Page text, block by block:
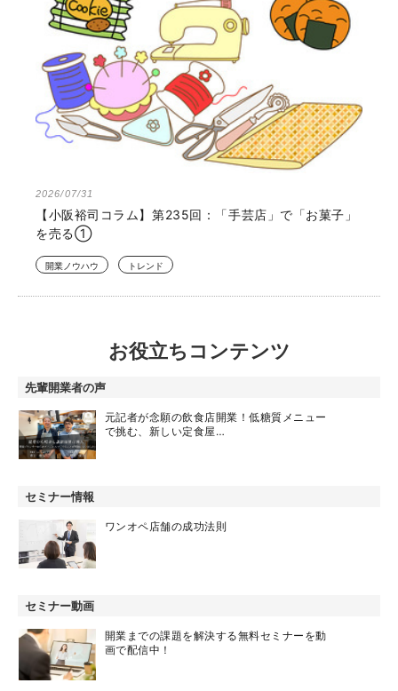
2026/07/31
【小阪裕司コラム】第235回：「手芸店」で「お菓子」
を売る①
開業ノウハウ トレンド
お役立ちコンテンツ
先輩開業者の声
元記者が念願の飲食店開業！低糖質メニュー
で挑む、新しい定食屋…
セミナー情報
ワンオペ店舗の成功法則
セミナー動画
開業までの課題を解決する無料セミナーを動
画で配信中！